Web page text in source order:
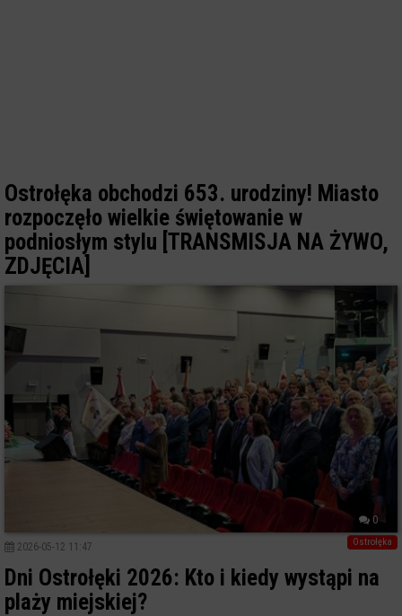
Ostrołęka obchodzi 653. urodziny! Miasto
rozpoczęło wielkie świętowanie w
podniosłym stylu [TRANSMISJA NA ŻYWO,
ZDJĘCIA]
0
Ostrołęka
2026-05-12 11:47
Dni Ostrołęki 2026: Kto i kiedy wystąpi na
plaży miejskiej?